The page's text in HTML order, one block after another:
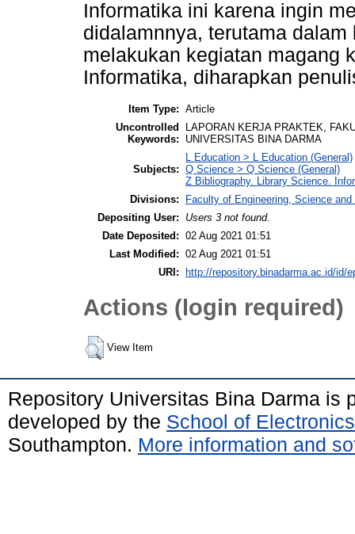
Informatika ini karena ingin
didalamnnya, terutama
melakukan kegiatan magang
Informatika, diharapkan
Item Type: Article
Uncontrolled
Keywords:
LAPORAN KERJA PRAKTEK,
UNIVERSITAS BINA DARMA
Subjects:
L Education > L Education (General)
Q Science > Q Science (General)
Z Bibliography. Library Science.
Divisions:
Faculty of Engineering, Science
Depositing User:
Users 3 not found.
Date Deposited: 02 Aug 2021 01:51
Last Modified: 02 Aug 2021 01:51
URI:
http://repository.binadarma.ac.id/id/
Actions (login required)
View Item
Repository Universitas Bina Darma is
developed by the School of
Southampton. More information and